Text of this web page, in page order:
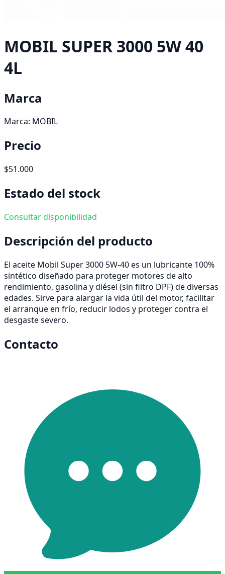
MOBIL SUPER 3000 5W 40
4L
Marca
Marca: MOBIL
Precio
$51.000
Estado del stock
Consultar disponibilidad
Descripción del producto
El aceite Mobil Super 3000 5W-40 es un lubricante 100%
sintético diseñado para proteger motores de alto
rendimiento, gasolina y diésel (sin filtro DPF) de diversas
edades. Sirve para alargar la vida útil del motor, facilitar
el arranque en frío, reducir lodos y proteger contra el
desgaste severo.
Contacto